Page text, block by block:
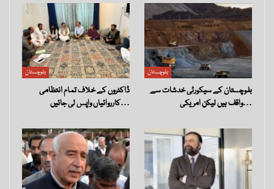
بلوچستان
ڈاکٹروں کے خلاف تمام انتظامی
کارروائیاں واپس لی جائیں…
بلوچستان
بلوچستان کے سیکورٹی خدشات سے
واقف ہیں لیکن امریکی…